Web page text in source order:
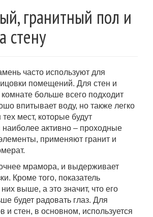
гранитный пол и
стену
часто используют для
помещений. Для стен и
больше всего подходит
впитывает воду, но также легко
мест, которые будут
наиболее активно – проходные
применяют гранит и
мрамора, и выдерживает
Кроме того, показатель
выше, а это значит, что его
будет радовать глаз. Для
и стен, в основном, используется